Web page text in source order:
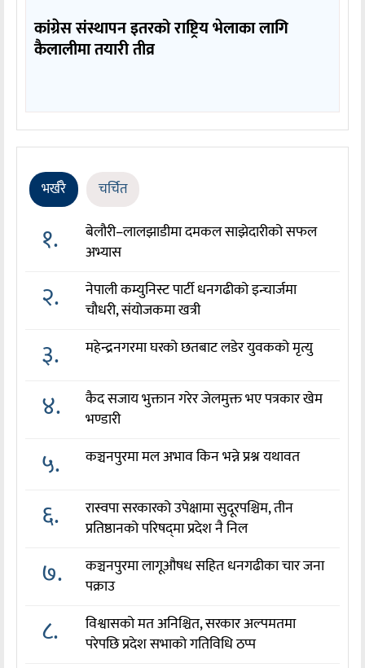
कांग्रेस संस्थापन इतरको राष्ट्रिय भेलाका लागि
कैलालीमा तयारी तीव्र
भर्खरै चर्चित
१.
बेलौरी–लालझाडीमा दमकल साझेदारीको सफल
अभ्यास
२.
नेपाली कम्युनिस्ट पार्टी धनगढीको इन्चार्जमा
चौधरी, संयोजकमा खत्री
३. महेन्द्रनगरमा घरको छतबाट लडेर युवकको मृत्यु
४.
कैद सजाय भुक्तान गरेर जेलमुक्त भए पत्रकार खेम
भण्डारी
५. कञ्चनपुरमा मल अभाव किन भन्ने प्रश्न यथावत
६.
रास्वपा सरकारको उपेक्षामा सुदूरपश्चिम, तीन
प्रतिष्ठानको परिषद्‌मा प्रदेश नै निल
७.
कञ्चनपुरमा लागूऔषध सहित धनगढीका चार जना
पक्राउ
८.
विश्वासको मत अनिश्चित, सरकार अल्पमतमा
परेपछि प्रदेश सभाको गतिविधि ठप्प